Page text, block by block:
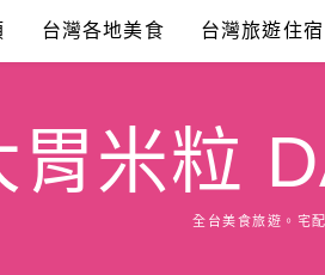
台灣各地美食 台灣旅遊住宿
胃米粒
全台美食旅遊。宅